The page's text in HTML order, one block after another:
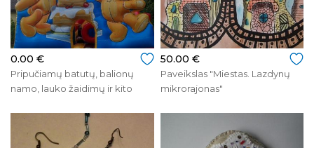
0.00 €
Pripučiamų batutų, balionų
namo, lauko žaidimų ir kito
50.00 €
Paveikslas "Miestas. Lazdynų
mikrorajonas"